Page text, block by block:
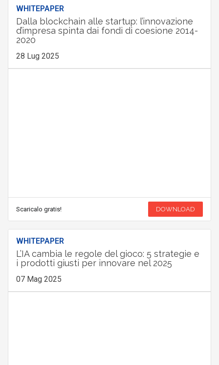
WHITEPAPER
Dalla blockchain alle startup: l’innovazione
d’impresa spinta dai fondi di coesione 2014-
2020
28 Lug 2025
Scaricalo gratis! DOWNLOAD
WHITEPAPER
L’IA cambia le regole del gioco: 5 strategie e
i prodotti giusti per innovare nel 2025
07 Mag 2025